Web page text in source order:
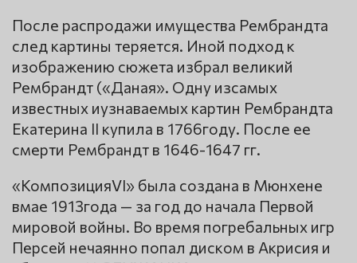
После распродажи имущества Рембрандта
след картины теряется. Иной подход к
изображению сюжета избрал великий
Рембрандт («Даная». Одну изсамых
известных иузнаваемых картин Рембрандта
Екатерина II купила в 1766году. После ее
смерти Рембрандт в 1646-1647 гг.
«КомпозицияVI» была создана в Мюнхене
вмае 1913года — за год до начала Первой
мировой войны. Во время погребальных игр
Персей нечаянно попал диском в Акрисия и